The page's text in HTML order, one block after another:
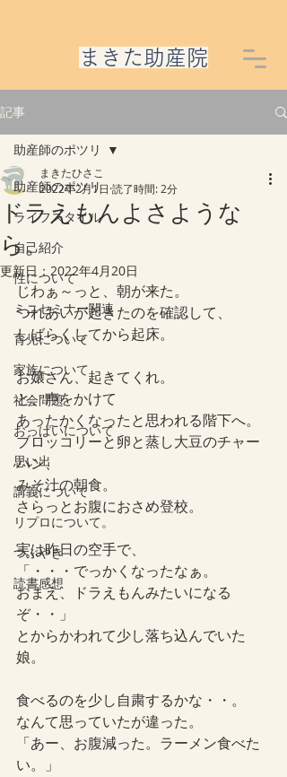
​まきた助産院
記事
助産師のポツリ
ライフスタイル
自己紹介
性について
ミニセミナー関連
育児について
家族について
社会問題
おっぱいについて
思い出
講義について
リプロについて。
つぶやき
読書感想
助産師のポツリ
ドラえもんよさような
ら。
まきたひさこ
2022年2月1日 読了時間: 2分
更新日：2022年4月20日
じわぁ～っと、朝が来た。
つれあいが起きたのを確認して、
しばらくしてから起床。
お嬢さん、起きてくれ。
と、声をかけて
あったかくなったと思われる階下へ。
ブロッコリーと卵と蒸し大豆のチャー
ハン、
みそ汁の朝食。
さらっとお腹におさめ登校。
実は昨日の空手で、
「・・・でっかくなったなぁ。
おまえ、ドラえもんみたいになる
ぞ・・」
とからかわれて少し落ち込んでいた
娘。
食べるのを少し自粛するかな・・。
なんて思っていたが違った。
「あー、お腹減った。ラーメン食べた
い。」